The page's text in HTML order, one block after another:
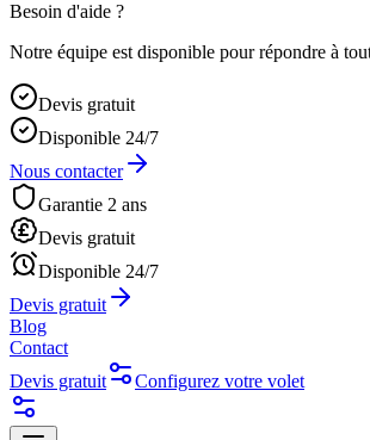
Besoin d'aide ?
Notre équipe est disponible pour répondre à
Devis gratuit
Disponible 24/7
Nous contacter
Garantie 2 ans
Devis gratuit
Disponible 24/7
Devis gratuit
Blog
Contact
Devis gratuit
Configurez votre volet